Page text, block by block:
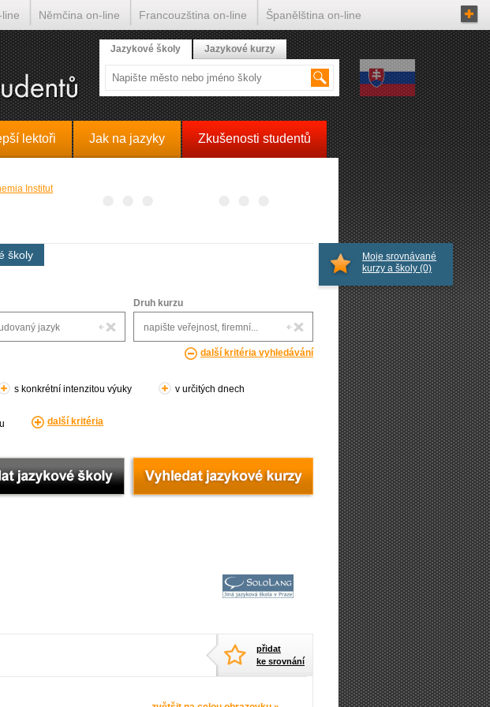
lektoři Jak na jazyky Zkušenosti studentů
školy
Druh kurzu
další kritéria vyhledávání
s konkrétní intenzitou výuky v určitých dnech
další kritéria
přidat
ke srovnání
Moje srovnávané
kurzy a školy (0)
Jazykové školy Jazykové kurzy
Němčina on-line Francouzština on-line Španělština on-line